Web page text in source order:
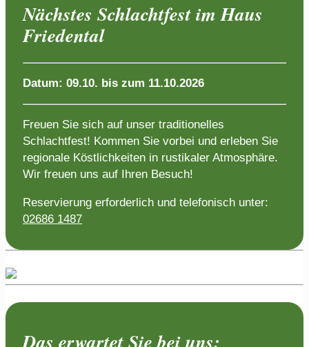
Nächstes Schlachtfest im Haus
Friedental
Datum: 09.10. bis zum 11.10.2026
Freuen Sie sich auf unser traditionelles
Schlachtfest! Kommen Sie vorbei und erleben Sie
regionale Köstlichkeiten in rustikaler Atmosphäre.
Wir freuen uns auf Ihren Besuch!
Reservierung erforderlich und telefonisch unter:
02686 1487
Das erwartet Sie bei uns: